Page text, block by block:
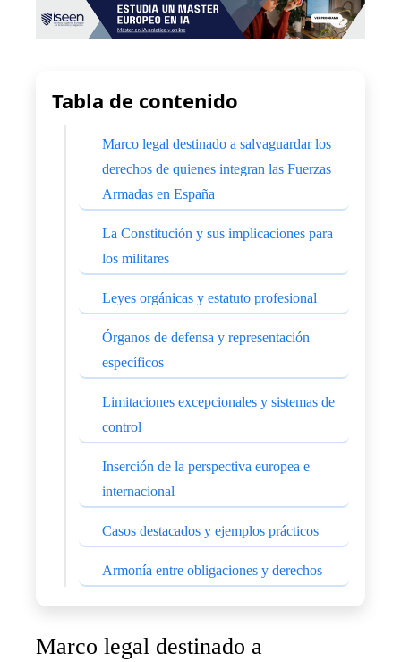
Tabla de contenido
Marco legal destinado a salvaguardar los
derechos de quienes integran las Fuerzas
Armadas en España
La Constitución y sus implicaciones para
los militares
Leyes orgánicas y estatuto profesional
Órganos de defensa y representación
específicos
Limitaciones excepcionales y sistemas de
control
Inserción de la perspectiva europea e
internacional
Casos destacados y ejemplos prácticos
Armonía entre obligaciones y derechos
Marco legal destinado a